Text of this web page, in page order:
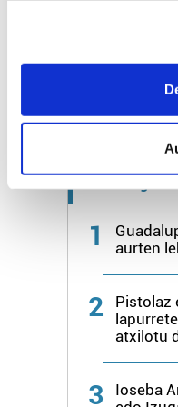
If you allow, we would
Collect
Identify your
specific
teknologia erabiliz,
pertsonalizatuak
erabiltzen dituen hauta
1
aurten
2
Pistolaz
atxilotu
3
Ioseba